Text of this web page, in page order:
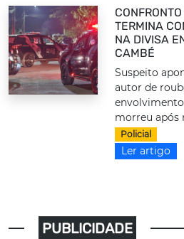
TERMINA
NA DIVISA
CAMBÉ
Suspeito
autor de
morreu após
Policial
Ler artigo
PUBLICIDADE